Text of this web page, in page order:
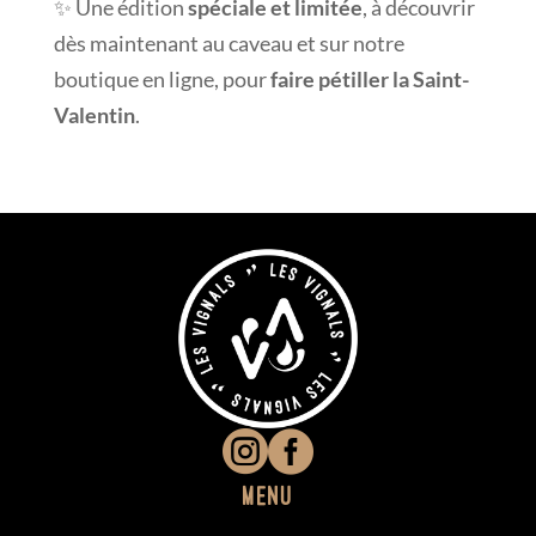
✨ Une éditionspéciale et limitée, à découvrir
dès maintenant au caveau et sur notre
boutique en ligne, pourfaire pétiller la Saint-
Valentin.

Menu